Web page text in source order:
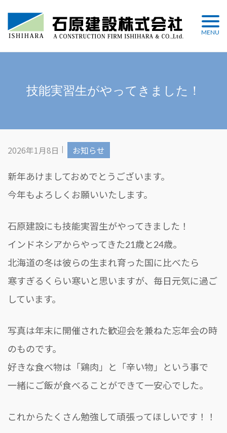
MENU
技能実習生がやってきました！
2026年1月8日 お知らせ
新年あけましておめでとうございます。
今年もよろしくお願いいたします。
石原建設にも技能実習生がやってきました！
インドネシアからやってきた21歳と24歳。
北海道の冬は彼らの生まれ育った国に比べたら
寒すぎるくらい寒いと思いますが、毎日元気に過ご
しています。
写真は年末に開催された歓迎会を兼ねた忘年会の時
のものです。
好きな食べ物は「鶏肉」と「辛い物」という事で
一緒にご飯が食べることができて一安心でした。
これからたくさん勉強して頑張ってほしいです！！